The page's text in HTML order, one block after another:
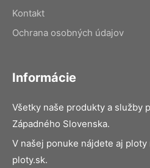
Kontakt
Ochrana osobných údajov
Informácie
Všetky naše produkty a služby
Západného Slovenska.
V našej ponuke nájdete aj
ploty.sk.